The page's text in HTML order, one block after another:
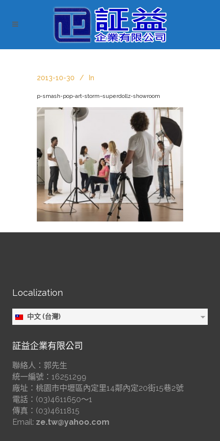
2013-10-30 In
p-smash-pop-art-storm–superdollz-showroom
Localization
中文 (台灣)
証益企業有限公司
聯絡人：郭先生
統一編號：16251299
廠址：桃園市中壢區內定里14鄰內定20街15巷2號
電話：(03)4611650～1
傳真：(03)4611815
Email: ze.tw@yahoo.com